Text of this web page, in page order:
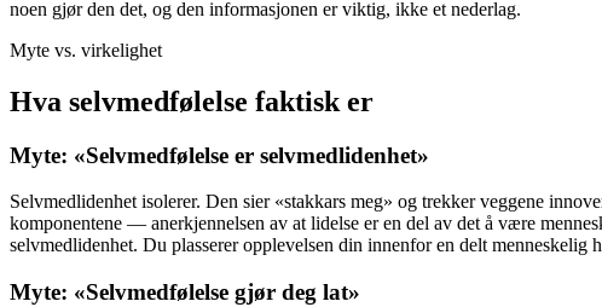
noen gjør den det, og den informasjonen er viktig, ikke et nederlag.
Myte vs. virkelighet
Hva selvmedfølelse faktisk er
Myte: «Selvmedfølelse er selvmedlidenhet»
Selvmedlidenhet isolerer. Den sier «stakkars meg» og trekker veggene
komponentene — anerkjennelsen av at lidelse er en del av det å være
selvmedlidenhet. Du plasserer opplevelsen din innenfor en delt menneskelig
Myte: «Selvmedfølelse gjør deg lat»